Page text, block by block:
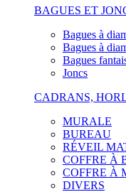
BAGUES ET
Bagues à
Bagues à
Bagues
Joncs
CADRANS,
MURALE
BUREAU
RÉVEIL
COFFRE À
COFFRE À
DIVERS